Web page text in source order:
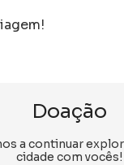
Doação
a continuar
cidade com vocês!